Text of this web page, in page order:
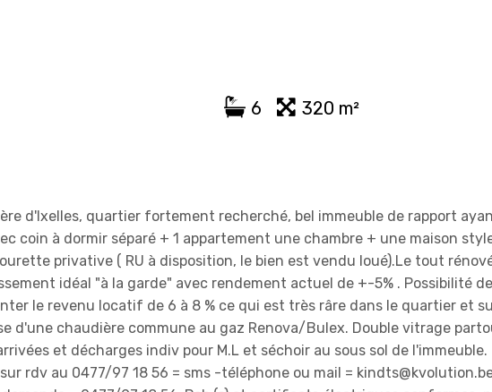
6 320 m²
d'Ixelles, quartier fortement recherché, bel immeuble de rapport
coin à dormir séparé + 1 appartement une chambre + une maison
privative ( RU à disposition, le bien est vendu loué).Le tout
idéal "à la garde" avec rendement actuel de +-5% . Possibilité
le revenu locatif de 6 à 8 % ce qui est très râre dans le quartier et
d'une chaudière commune au gaz Renova/Bulex. Double vitrage
et décharges indiv pour M.L et séchoir au sous sol de l'immeuble.
rdv au 0477/97 18 56 = sms -téléphone ou mail =